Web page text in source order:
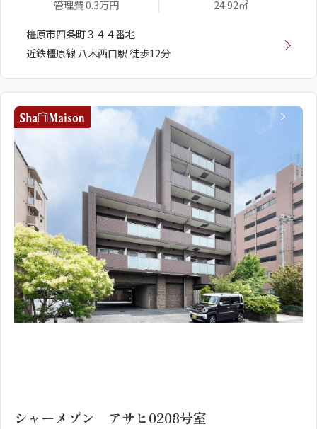
管理費 0.3万円
24.92㎡
橿原市四条町３４４番地
近鉄橿原線 八木西口駅 徒歩12分
シャーメゾン アサヒ0208号室